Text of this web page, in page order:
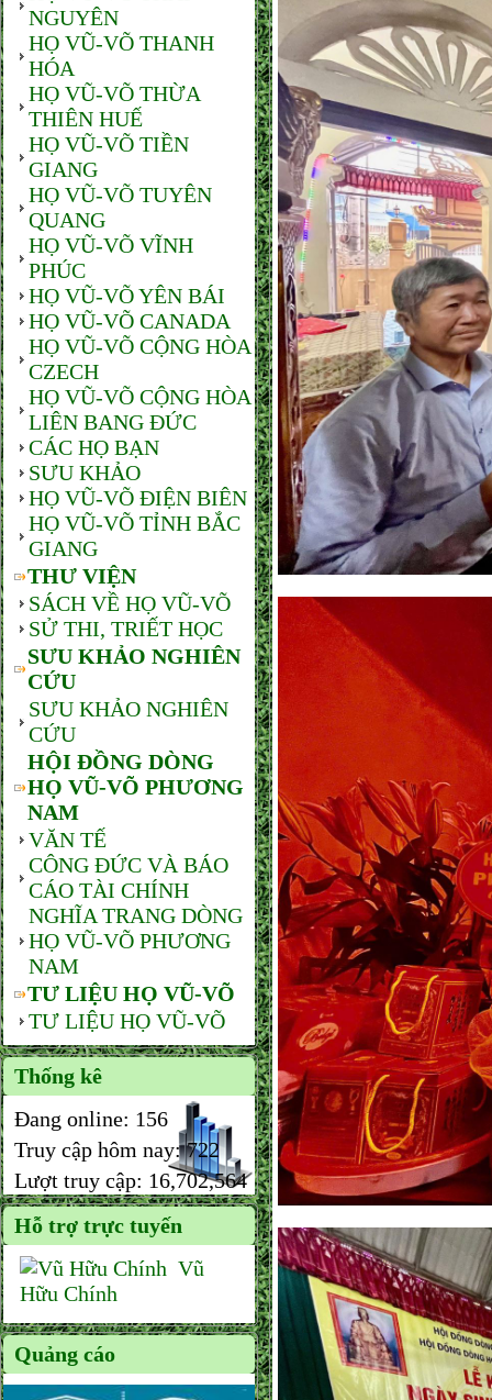
NGUYÊN
HỌ VŨ-VÕ THANH
HÓA
HỌ VŨ-VÕ THỪA
THIÊN HUẾ
HỌ VŨ-VÕ TIỀN
GIANG
HỌ VŨ-VÕ TUYÊN
QUANG
HỌ VŨ-VÕ VĨNH
PHÚC
HỌ VŨ-VÕ YÊN BÁI
HỌ VŨ-VÕ CANADA
HỌ VŨ-VÕ CỘNG HÒA
CZECH
HỌ VŨ-VÕ CỘNG HÒA
LIÊN BANG ĐỨC
CÁC HỌ BẠN
SƯU KHẢO
HỌ VŨ-VÕ ĐIỆN BIÊN
HỌ VŨ-VÕ TỈNH BẮC
GIANG
THƯ VIỆN
SÁCH VỀ HỌ VŨ-VÕ
SỬ THI, TRIẾT HỌC
SƯU KHẢO NGHIÊN
CỨU
SƯU KHẢO NGHIÊN
CỨU
HỘI ĐỒNG DÒNG
HỌ VŨ-VÕ PHƯƠNG
NAM
VĂN TẾ
CÔNG ĐỨC VÀ BÁO
CÁO TÀI CHÍNH
NGHĨA TRANG DÒNG
HỌ VŨ-VÕ PHƯƠNG
NAM
TƯ LIỆU HỌ VŨ-VÕ
TƯ LIỆU HỌ VŨ-VÕ
Thống kê
Đang online: 156
Truy cập hôm nay:722
Lượt truy cập: 16,702,564
Hỗ trợ trực tuyến
Vũ
Hữu Chính
Quảng cáo